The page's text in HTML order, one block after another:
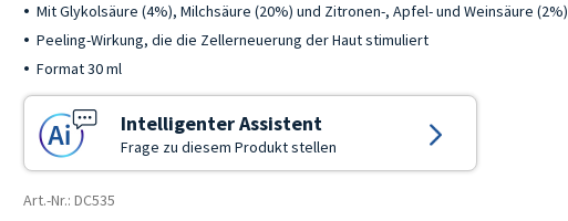
Mit Glykolsäure (4%), Milchsäure (20%) und Zitronen-, Apfel- und Weinsäure (2%)
Peeling-Wirkung, die die Zellerneuerung der Haut stimuliert
Format 30 ml
Intelligenter Assistent
Frage zu diesem Produkt stellen
Art.-Nr.: DC535